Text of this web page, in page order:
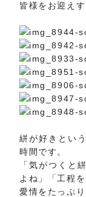
皆様をお迎え
絣が好きとい
時間です。
「気がつくと
よね」「工程
愛情をたっぷ